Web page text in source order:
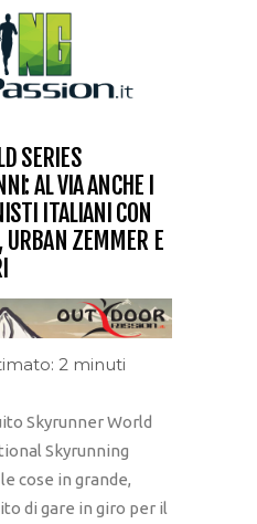
SERIES
AL VIA ANCHE I
ITALIANI CON
URBAN ZEMMER E
2 minuti
Skyrunner World
Skyrunning
cose in grande,
di gare in giro per il